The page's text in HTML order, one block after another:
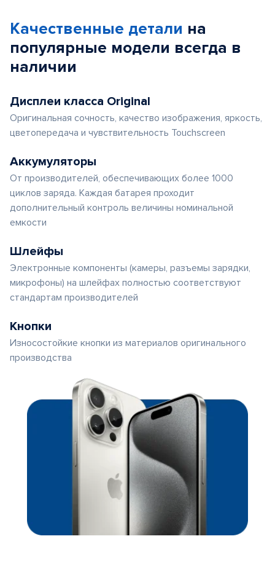
Качественные детали на
популярные модели всегда в
наличии
Дисплеи класса Original
Оригинальная сочность, качество изображения, яркость,
цветопередача и чувствительность Touchscreen
Аккумуляторы
От производителей, обеспечивающих более 1000
циклов заряда. Каждая батарея проходит
дополнительный контроль величины номинальной
емкости
Шлейфы
Электронные компоненты (камеры, разъемы зарядки,
микрофоны) на шлейфах полностью соответствуют
стандартам производителей
Кнопки
Износостойкие кнопки из материалов оригинального
производства